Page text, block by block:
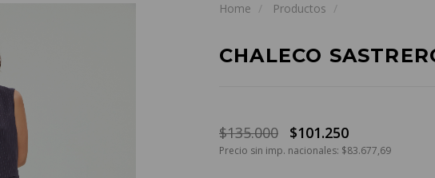
Home Productos
CHALECO
$135.000 $101.250
Precio sin imp. nacionales: $83.677,69